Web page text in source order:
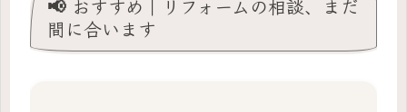
📢 おすすめ｜リフォームの相談、まだ
間に合います